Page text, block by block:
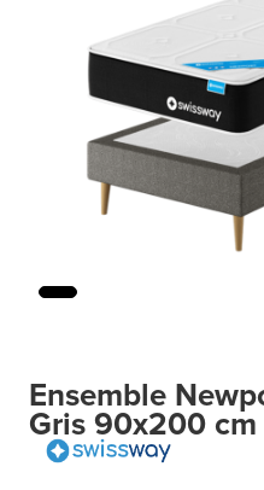
Ensemble
Gris 90x200 cm